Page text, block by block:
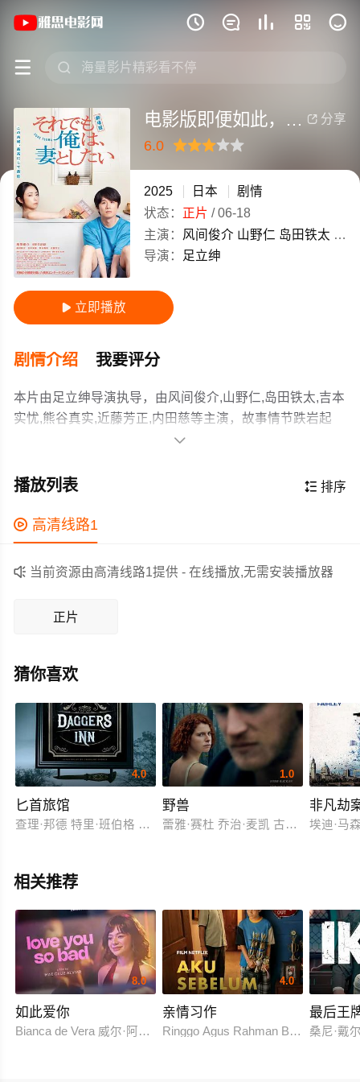
    
 
《电影版即便如此，我还是想和妻子做
 分享
电影版即便如此，我还是想和妻子做
6.0
很差较差 推荐力荐
2025 日本
剧情
状态： 正片 /06-18
主演： 风间俊介 山野仁 岛田铁太 吉
导演：
足立绅
 立即播放
剧情介绍 我要评分
本片由足立绅导演执导，由风间俊介,山野仁,岛田铁太,吉本
实忧,熊谷真实,近藤芳正,内田慈等主演，故事情节跌岩起
伏、扣人心弦，领广大剧情片爱好者和观众们都期待不
导演剪辑版本。年过40却依然不受欢迎的编剧、没有收入
夫和儿子一起维持生活、拒绝丈夫的邀请、还破口大骂的
可怕妻子·柳田千花（MEGUMI 饰），两人之间展开了又笑
又哭的夫妇故事。
作为一部 上映的剧情电影，在当期同类题材影片中具有一
定的看点，在演员表现和剧情架构上也都有不错的亮点，
剧情紧凑，角色塑造鲜明，适合喜欢剧情类电影的观众观

 排序
播放列表
 高清线路1
 当前资源由高清线路1提供 - 在线播放,无需安装播放器
正片
猜你喜欢
4.0
匕首旅馆
查理·邦德 特里·班伯格 David Streames
1.0
野兽
蕾雅·赛杜 乔治·麦凯 古斯拉姬·马兰
非凡劫
埃迪·马
相关推荐
8.0
如此爱你
Bianca de Vera 威尔·阿什利·德莱昂
4.0
亲情习作
Ringgo Agus Rahman Bima Sena
最后王
桑尼·戴